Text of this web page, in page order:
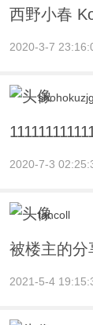
西野小春
2020-3-7
shohokuzjg
2020-7-3
tancoll
被楼主的分
2021-5-4